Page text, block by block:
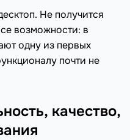
Не получится
возможности: в
одну из первых
почти не
качество,